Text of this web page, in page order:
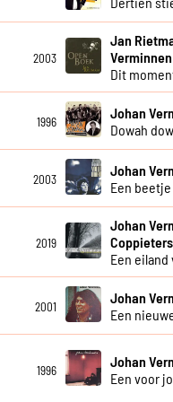
2003
Jan
Verminnen
Dit
1996
Johan
Dowah
2003
Johan
Een
2019
Johan
Coppieters
Een eiland
2001
Johan
Een
1996
Johan
Een voor